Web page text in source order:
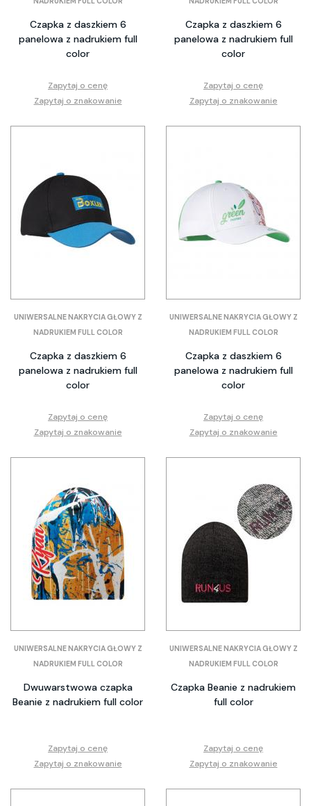
Czapka z daszkiem 6
panelowa z nadrukiem full
color
Zapytaj o cenę
Zapytaj o znakowanie
Czapka z daszkiem 6
panelowa z nadrukiem full
color
Zapytaj o cenę
Zapytaj o znakowanie
UNIWERSALNE NAKRYCIA GŁOWY Z
NADRUKIEM FULL COLOR
Czapka z daszkiem 6
panelowa z nadrukiem full
color
Zapytaj o cenę
Zapytaj o znakowanie
UNIWERSALNE NAKRYCIA GŁOWY Z
NADRUKIEM FULL COLOR
Czapka z daszkiem 6
panelowa z nadrukiem full
color
Zapytaj o cenę
Zapytaj o znakowanie
UNIWERSALNE NAKRYCIA GŁOWY Z
NADRUKIEM FULL COLOR
Dwuwarstwowa czapka
Beanie z nadrukiem full color
Zapytaj o cenę
Zapytaj o znakowanie
UNIWERSALNE NAKRYCIA GŁOWY Z
NADRUKIEM FULL COLOR
Czapka Beanie z nadrukiem
full color
Zapytaj o cenę
Zapytaj o znakowanie